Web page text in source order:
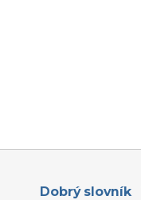
Dobrý slovník